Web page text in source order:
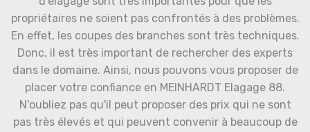
propriétaires ne soient pas confrontés à des problèmes.
En effet, les coupes des branches sont très techniques.
Donc, il est très important de rechercher des experts
dans le domaine. Ainsi, nous pouvons vous proposer de
placer votre confiance en MEINHARDT Elagage 88.
N'oubliez pas qu'il peut proposer des prix qui ne sont
pas très élevés et qui peuvent convenir à beaucoup de